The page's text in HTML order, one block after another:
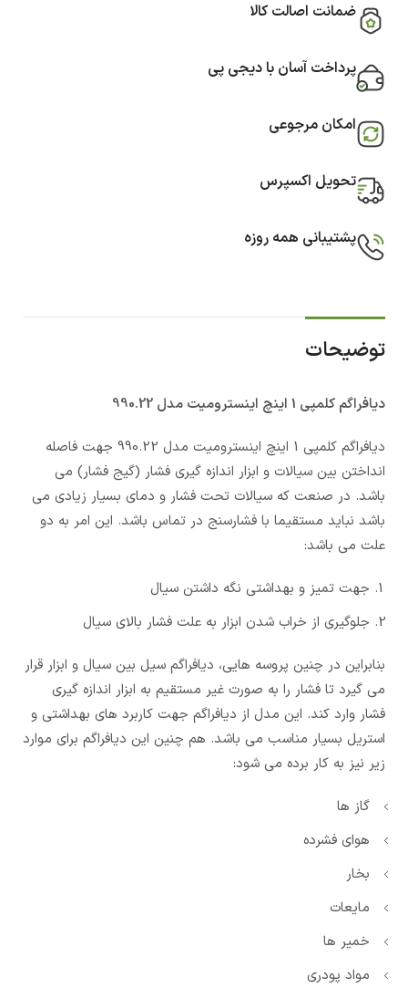
ضمانت اصالت کالا
پرداخت آسان با دیجی پی
امکان مرجوعی
تحویل اکسپرس
پشتیبانی همه روزه
توضیحات
دیافراگم کلمپی 1 اینچ اینسترومیت مدل 990.22
دیافراگم کلمپی 1 اینچ اینسترومیت مدل 990.22 جهت فاصله
انداختن بین سیالات و ابزار اندازه گیری فشار (گیج فشار) می
باشد. در صنعت که سیالات تحت فشار و دمای بسیار زیادی می
باشد نباید مستقیما با فشارسنج در تماس باشد. این امر به دو
علت می باشد:
جهت تمیز و بهداشتی نگه داشتن سیال
جلوگیری از خراب شدن ابزار به علت فشار بالای سیال
بنابراین در چنین پروسه هایی، دیافراگم سیل بین سیال و ابزار قرار
می گیرد تا فشار را به صورت غیر مستقیم به ابزار اندازه گیری
فشار وارد کند. این مدل از دیافراگم جهت کاربرد های بهداشتی و
استریل بسیار مناسب می باشد. هم چنین این دیافراگم برای موارد
زیر نیز به کار برده می شود:
گاز ها
هوای فشرده
بخار
مایعات
خمیر ها
مواد پودری